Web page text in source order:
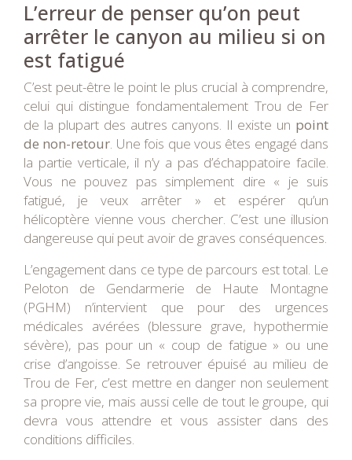
L’erreur de penser qu’on peut
arrêter le canyon au milieu si on
est fatigué
C’est peut-être le point le plus crucial à comprendre,
celui qui distingue fondamentalement Trou de Fer
de la plupart des autres canyons. Il existe un point
de non-retour. Une fois que vous êtes engagé dans
la partie verticale, il n’y a pas d’échappatoire facile.
Vous ne pouvez pas simplement dire « je suis
fatigué, je veux arrêter » et espérer qu’un
hélicoptère vienne vous chercher. C’est une illusion
dangereuse qui peut avoir de graves conséquences.
L’engagement dans ce type de parcours est total. Le
Peloton de Gendarmerie de Haute Montagne
(PGHM) n’intervient que pour des urgences
médicales avérées (blessure grave, hypothermie
sévère), pas pour un « coup de fatigue » ou une
crise d’angoisse. Se retrouver épuisé au milieu de
Trou de Fer, c’est mettre en danger non seulement
sa propre vie, mais aussi celle de tout le groupe, qui
devra vous attendre et vous assister dans des
conditions difficiles.